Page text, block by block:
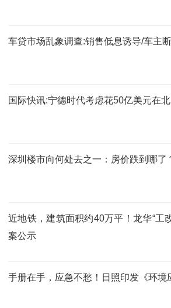
车贷市场乱象调查:销售低息诱导/车主
国际快讯:宁德时代考虑花50亿美元在
深圳楼市向何处去之一：房价跌到哪了
近地铁，建筑面积约40万平！龙华“工
案公示
手册在手，应急不愁！日照印发《环境